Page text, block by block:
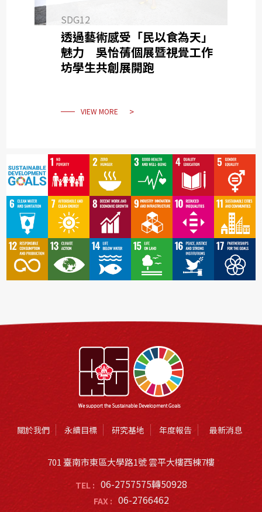
SDG12
透過藝術感受「民以食為天」
魅力 吳怡蒨個展暨視覺工作
坊學生共創展開跑
VIEW MORE
關於我們 永續目標 研究基地 年度報告 最新消息
701 臺南市東區大學路1號 雲平大樓西棟7樓
TEL : 06-2757575轉50928
FAX : 06-2766462